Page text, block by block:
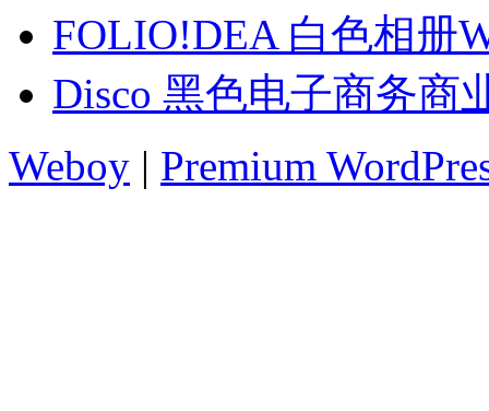
FOLIO!DEA 白色相册
Disco 黑色电子商务商
Weboy | Premium